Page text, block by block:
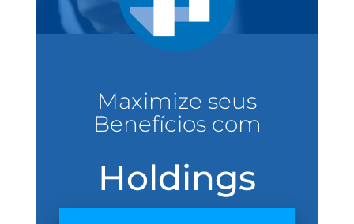
Maximize seus
Benefícios com
Holdings